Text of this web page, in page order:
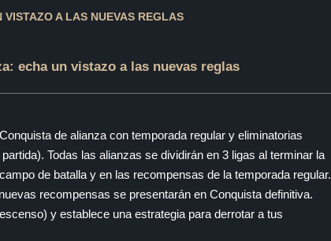
A LAS NUEVAS REGLAS
echa un vistazo a las nuevas reglas
de alianza con temporada regular y eliminatorias
Todas las alianzas se dividirán en 3 ligas al terminar la
de batalla y en las recompensas de la temporada regular.
recompensas se presentarán en Conquista definitiva.
y establece una estrategia para derrotar a tus